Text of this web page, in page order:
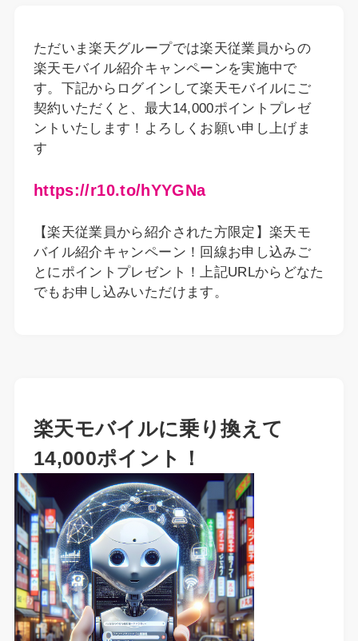
ただいま楽天グループでは楽天従業員からの
楽天モバイル紹介キャンペーンを実施中で
す。下記からログインして楽天モバイルにご
契約いただくと、最大14,000ポイントプレゼ
ントいたします！よろしくお願い申し上げま
す
https://r10.to/hYYGNa
【楽天従業員から紹介された方限定】楽天モ
バイル紹介キャンペーン！回線お申し込みご
とにポイントプレゼント！上記URLからどなた
でもお申し込みいただけます。
楽天モバイルに乗り換えて
14,000ポイント！